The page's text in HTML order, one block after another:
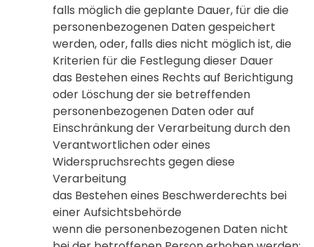
falls möglich die geplante Dauer, für die die
personenbezogenen Daten gespeichert
werden, oder, falls dies nicht möglich ist, die
Kriterien für die Festlegung dieser Dauer
das Bestehen eines Rechts auf Berichtigung
oder Löschung der sie betreffenden
personenbezogenen Daten oder auf
Einschränkung der Verarbeitung durch den
Verantwortlichen oder eines
Widerspruchsrechts gegen diese
Verarbeitung
das Bestehen eines Beschwerderechts bei
einer Aufsichtsbehörde
wenn die personenbezogenen Daten nicht